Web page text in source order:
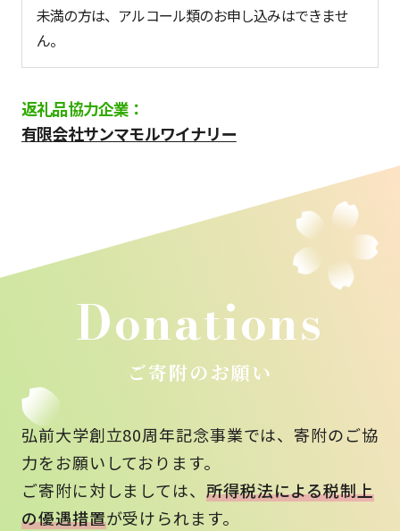
未満の方は、アルコール類のお申し込みはできませ
ん。
返礼品協力企業：
有限会社サンマモルワイナリー
Donations
ご寄附のお願い
弘前大学創立80周年記念事業では、寄附のご協
力をお願いしております。
ご寄附に対しましては、 所得税法による税制上
の優遇措置が受けられます。